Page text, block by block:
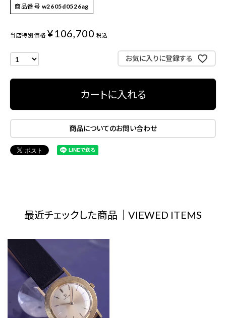
商品番号 w2605d0526ag
当店特別価格 ¥106,700 税込
お気に入りに登録する
カートに入れる
商品についてのお問い合わせ
最近チェックした商品｜VIEWED ITEMS